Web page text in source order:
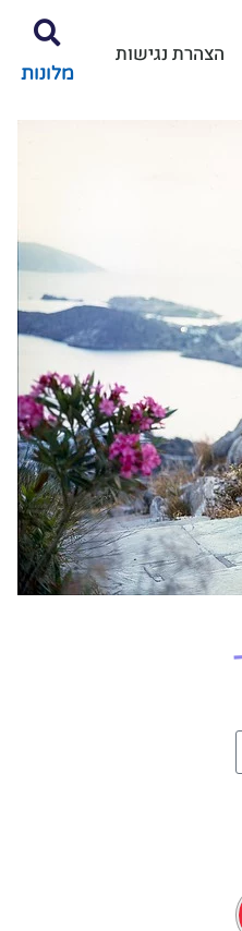
הצהרת נגישות
מלונות